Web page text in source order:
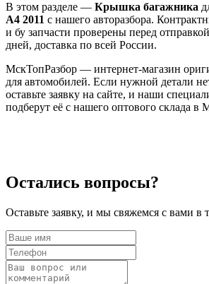
В этом разделе — Крышка багажника
A4 2011 с нашего авторазбора.
и бу запчасти проверены перед
дней, доставка по всей России.
МскТопРазбор — интернет-магазин
для автомобилей. Если нужной детали
оставьте заявку на сайте, и наши
подберут её с нашего оптового склада в
Остались вопросы?
Оставьте заявку, и мы свяжемся с вами в